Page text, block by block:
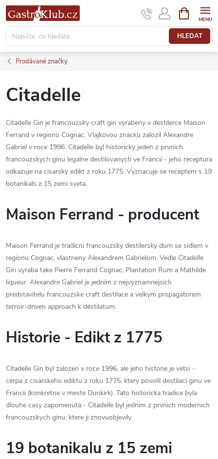
Přejít
na
obsah
HLEDAT
NÁKUPNÍ
KOŠÍK
Prodávané značky
Citadelle
Citadelle Gin je francouzsky craft gin vyrabeny v destilerce Maison
Ferrand v regionu Cognac. Vlajkovou znacku zalozil Alexandre
Gabriel v roce 1996. Citadelle byl historicky jeden z prvnich
francouzskych ginu legalne destilovanych ve Francii - jeho receptura
odkazuje na cisarsky edikt z roku 1775. Vyznacuje se receptem s 19
botanikals z 15 zemi sveta.
Maison Ferrand - producent
Maison Ferrand je tradicni francouzsky destilersky dum se sidlem v
regionu Cognac, vlastneny Alexandrem Gabrielom. Vedle Citadelle
Gin vyraba take Pierre Ferrand Cognac, Plantation Rum a Mathilde
liqueur. Alexandre Gabriel je jedním z nejvyznamnejsich
predstavitelu francouzske craft destilace a velkym propagatorem
terroir-driven approach k destilatum.
Historie - Edikt z 1775
Citadelle Gin byl zalozen v roce 1996, ale jeho historie je vetsi -
cerpa z cisarskeho ediktu z roku 1775, ktery povolil destilaci ginu ve
Francii (konkretne v meste Dunkirk). Tato historicka tradice byla
dlouhe casy zapomenuta - Citadelle byl jednim z prvnich modernich
francouzskych ginu, ktere ji znovuobjevily.
19 botanikalu z 15 zemi